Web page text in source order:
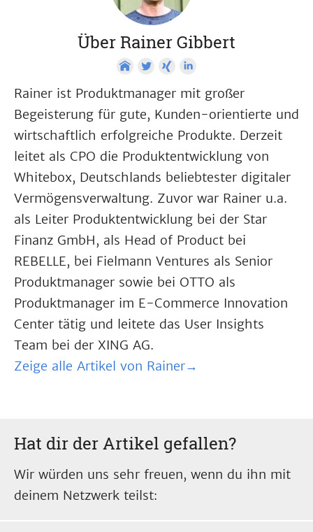
Über Rainer Gibbert
Rainer ist Produktmanager mit großer
Begeisterung für gute, Kunden-orientierte und
wirtschaftlich erfolgreiche Produkte. Derzeit
leitet als CPO die Produktentwicklung von
Whitebox, Deutschlands beliebtester digitaler
Vermögensverwaltung. Zuvor war Rainer u.a.
als Leiter Produktentwicklung bei der Star
Finanz GmbH, als Head of Product bei
REBELLE, bei Fielmann Ventures als Senior
Produktmanager sowie bei OTTO als
Produktmanager im E-Commerce Innovation
Center tätig und leitete das User Insights
Team bei der XING AG.
Zeige alle Artikel von Rainer→
Hat dir der Artikel gefallen?
Wir würden uns sehr freuen, wenn du ihn mit
deinem Netzwerk teilst: